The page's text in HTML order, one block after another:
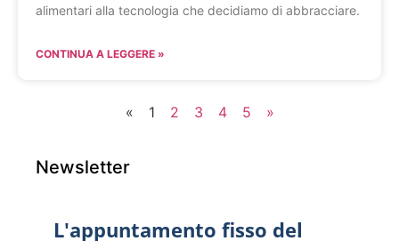
alimentari alla tecnologia che decidiamo di abbracciare.
CONTINUA A LEGGERE »
« 1 2 3 4 5 »
Newsletter
L'appuntamento fisso del